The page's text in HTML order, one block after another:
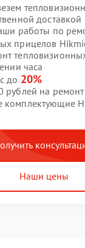
доставкой
работы по
прицелов
часа
до 20%
рублей на ремонт
комплектующие
Наши цены